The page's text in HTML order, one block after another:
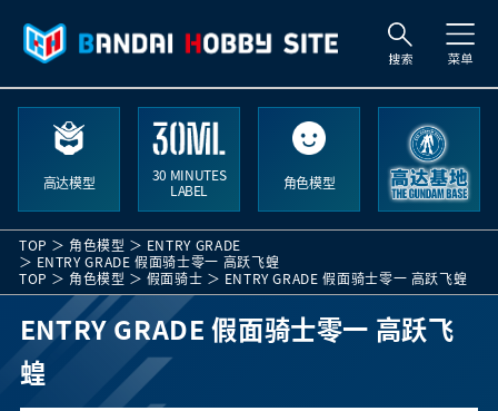
高达模型
30 MINUTES
LABEL
角色模型
TOP 角色模型
ENTRY GRADE
ENTRY GRADE 假面骑士零一 高跃飞蝗
TOP
角色模型 假面骑士 ENTRY GRADE 假面骑士零一 高跃飞蝗
ENTRY GRADE 假面骑士零一 高跃飞
蝗